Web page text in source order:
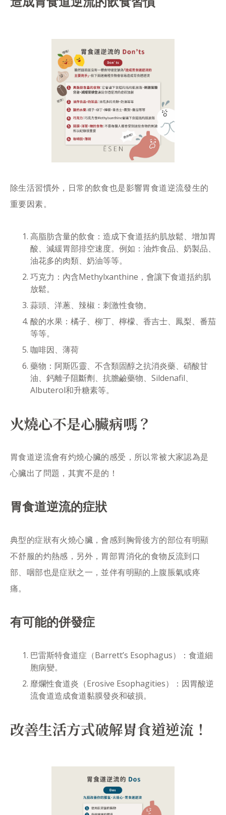
除生活習慣外，日常的飲食也是影響胃食道逆流發生的
重要因素。
高脂肪含量的飲食：造成下食道括約肌放鬆、增加胃
酸、減緩胃部排空速度。例如：油炸食品、奶製品、
油花多的肉類、奶油等等。
巧克力：內含Methylxanthine，會讓下食道括約肌
放鬆。
蒜頭、洋蔥、辣椒：刺激性食物。
酸的水果：橘子、柳丁、檸檬、香吉士、鳳梨、番茄
等等。
咖啡因、薄荷
藥物：阿斯匹靈、不含類固醇之抗消炎藥、硝酸甘
油、鈣離子阻斷劑、抗膽鹼藥物、Sildenafil、
Albuterol和升糖素等。
火燒心不是心臟病嗎？
胃食道逆流會有灼燒心臟的感受，所以常被大家認為是
心臟出了問題，其實不是的！
胃食道逆流的症狀
典型的症狀有火燒心臟，會感到胸骨後方的部位有明顯
不舒服的灼熱感，另外，胃部胃消化的食物反流到口
部、咽部也是症狀之一，並伴有明顯的上腹脹氣或疼
痛。
有可能的併發症
巴雷斯特食道症（Barrett’s Esophagus）：食道細
胞病變。
靡爛性食道炎（Erosive Esophagities）：因胃酸逆
流食道造成食道黏膜發炎和破損。
改善生活方式破解胃食道逆流！